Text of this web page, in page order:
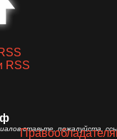
RSS
ставьте, пожалуйста,